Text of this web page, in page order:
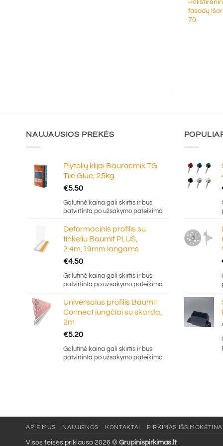
fasadų
70
NAUJAUSIOS PREKĖS
Plytelių klijai Baurocmix TG
Tile Glue, 25kg
€5.50
Galutinė kaina gali skirtis ir bus
patvirtinta po užsakymo pateikimo
Deformacinis profilis su
tinkeliu Baumit PLUS,
2.4m,19mm langams
€4.50
Galutinė kaina gali skirtis ir bus
patvirtinta po užsakymo pateikimo
Universalus profilis Baumit
Connect jungčiai su skarda,
2m
€5.20
Galutinė kaina gali skirtis ir bus
patvirtinta po užsakymo pateikimo
APIE MUS NAUJIENOS KONTAKTAI PIRKIMAS IŠSIMOKĖTINAI
Visos teisės priklauso 2026 © Grupinispirkimas.lt